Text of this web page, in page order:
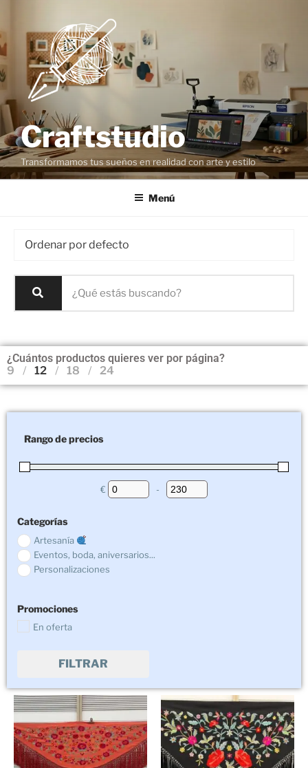
Craftstudio
Transformamos tus sueños en realidad con arte y estilo
Menú
¿Cuántos productos quieres ver por página?
9
12 18 24
Rango de precios
€
Minimum Price
-
Maximum Price
Categorías
Artesanía
Eventos, boda, aniversarios...
Personalizaciones
Promociones
En oferta
FILTRAR